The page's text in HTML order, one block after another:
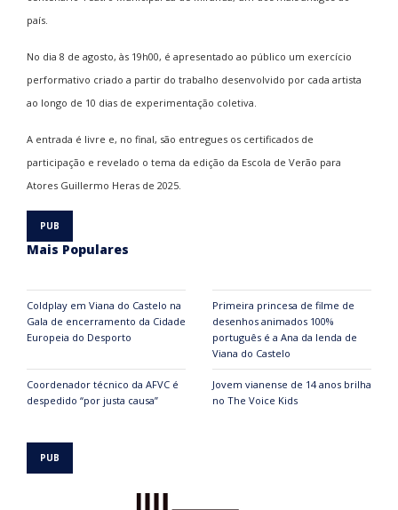
país.
No dia 8 de agosto, às 19h00, é apresentado ao público um exercício
performativo criado a partir do trabalho desenvolvido por cada artista
ao longo de 10 dias de experimentação coletiva.
A entrada é livre e, no final, são entregues os certificados de
participação e revelado o tema da edição da Escola de Verão para
Atores Guillermo Heras de 2025.
Mais Populares
Coldplay em Viana do Castelo na
Gala de encerramento da Cidade
Europeia do Desporto
Primeira princesa de filme de
desenhos animados 100%
português é a Ana da lenda de
Viana do Castelo
Coordenador técnico da AFVC é
despedido “por justa causa”
Jovem vianense de 14 anos brilha
no The Voice Kids